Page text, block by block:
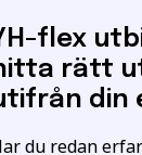
flex
rätt
din
du redan